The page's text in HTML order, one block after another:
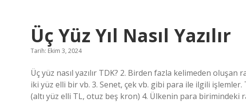
Üç Yüz Yıl Nasıl Yazılır
Tarih: Ekim 3, 2024
Üç yüz nasıl yazılır TDK? 2. Birden fazla kelimeden oluşan
iki yüz elli bir vb. 3. Senet, çek vb. gibi para ile ilgili
(altı yüz elli TL, otuz beş kron) 4. Ülkenin para birimindeki